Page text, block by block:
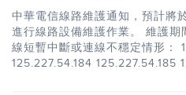
中華電信線路維護通知，預計
進行線路設備維護作業。 維護期
線短暫中斷或連線不穩定情形：
125.227.54.184 125.227.54.185